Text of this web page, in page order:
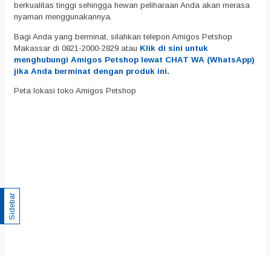
berkualitas tinggi sehingga hewan peliharaan Anda akan merasa
nyaman menggunakannya.
Bagi Anda yang berminat, silahkan telepon Amigos Petshop
Makassar di 0821-2000-2829 atau Klik di sini untuk
menghubungi Amigos Petshop lewat CHAT WA (WhatsApp)
jika Anda berminat dengan produk ini.
Peta lokasi toko Amigos Petshop
Sidebar